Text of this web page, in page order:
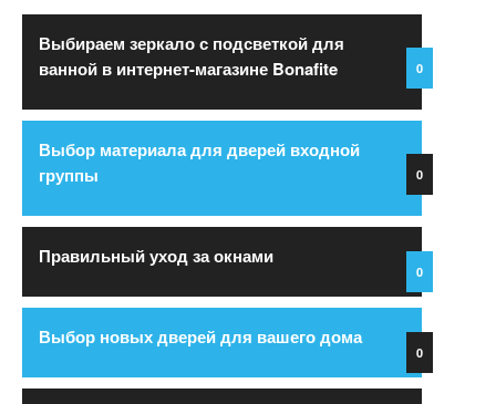
Выбираем зеркало с подсветкой для
ванной в интернет-магазине Bonafite
0
Выбор материала для дверей входной
группы
0
Правильный уход за окнами
0
Выбор новых дверей для вашего дома
0